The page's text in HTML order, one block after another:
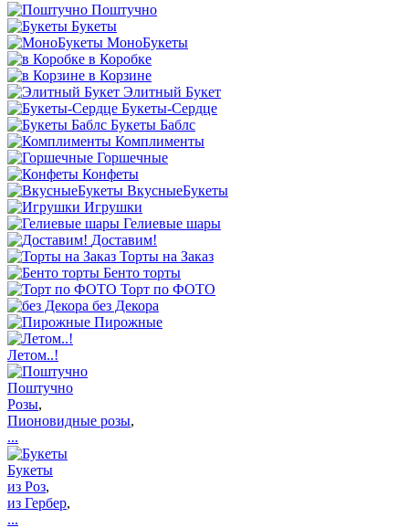
Поштучно
Букеты
МоноБукеты
в Коробке
в Корзине
Элитный Букет
Букеты-Сердце
Букеты Баблс
Комплименты
Горшечные
Конфеты
ВкусныеБукеты
Игрушки
Гелиевые шары
Доставим!
Торты на Заказ
Бенто торты
Торт по ФОТО
без Декора
Пирожные
Летом..!
Поштучно
Розы,
Пионовидные розы,
...
Букеты
из Роз,
из Гербер,
...